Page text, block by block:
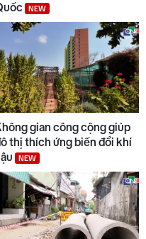
8
ngày mới 07/8 NEW
9
giới sẵn sàng đón
10
thông trên cao tốc
- Hoài Nhơn sẽ thu
NEW
gian công cộng giúp
thị thích ứng biến đổi khí
NEW